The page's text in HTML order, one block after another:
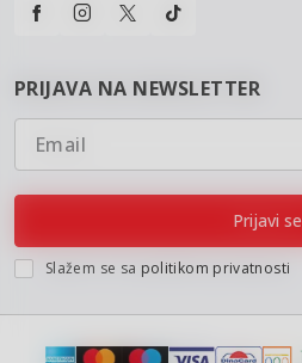
PRIJAVA NA NEWSLETTER
Email
Prijavi se
Slažem se sa politikom privatnosti